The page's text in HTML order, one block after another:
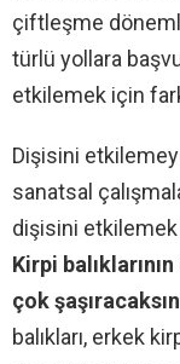
çiftleşme
türlü yollara
etkilemek için
Dişisini
sanatsal
dişisini
Kirpi
çok
balıkları, erkek